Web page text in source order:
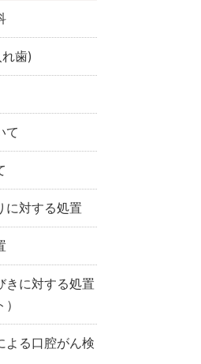
歯)
て
に対する処置
きに対する処置
よる口腔がん検